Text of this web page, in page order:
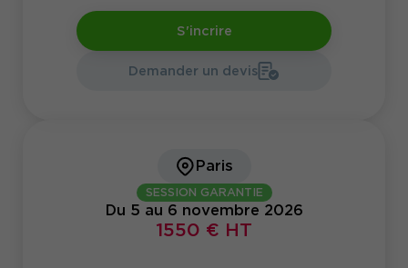
S'incrire
Demander un devis
Paris
SESSION GARANTIE
Du 5 au 6 novembre 2026
1550 € HT